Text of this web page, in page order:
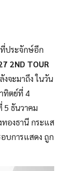
ประจักษ์อีก
2ND TOUR
งจะมาถึง ในวัน
ทิตย์ที่ 4
5 ธันวาคม
ทองธานี กระแส
บการแสดง ถูก